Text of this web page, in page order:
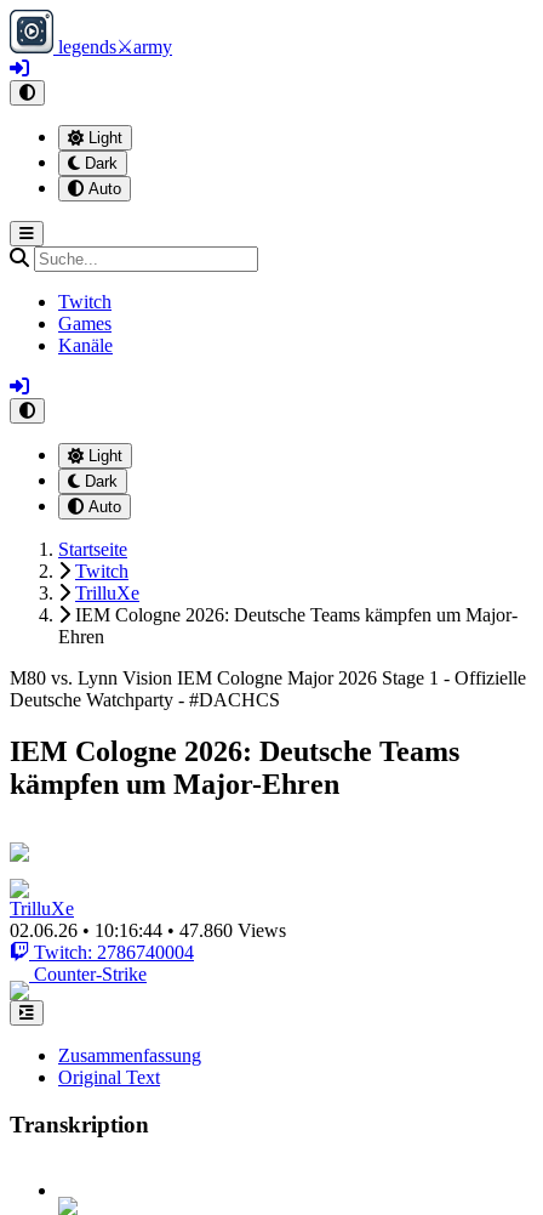
legends⚔army
Light
Dark
Auto
Twitch
Games
Kanäle
Light
Dark
Auto
Startseite
Twitch
TrilluXe
IEM Cologne 2026: Deutsche Teams kämpfen um Major-
Ehren
M80 vs. Lynn Vision IEM Cologne Major 2026 Stage 1 - Offizielle
Deutsche Watchparty - #DACHCS
IEM Cologne 2026: Deutsche Teams
kämpfen um Major-Ehren
TrilluXe
02.06.26 • 10:16:44 • 47.860 Views
Twitch: 2786740004
Counter-Strike
Zusammenfassung
Original Text
Transkription